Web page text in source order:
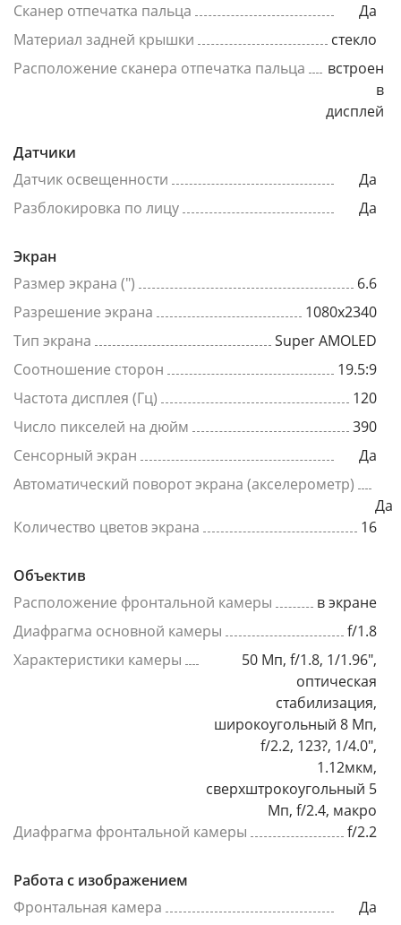
Сканер отпечатка пальца
Да
Материал задней крышки
стекло
Расположение сканера отпечатка пальца
встроен
в
дисплей
Датчики
Датчик освещенности
Да
Разблокировка по лицу
Да
Экран
Размер экрана (")
6.6
Разрешение экрана
1080x2340
Тип экрана
Super AMOLED
Соотношение сторон
19.5:9
Частота дисплея (Гц)
120
Число пикселей на дюйм
390
Сенсорный экран
Да
Автоматический поворот экрана (акселерометр)
Да
Количество цветов экрана
16
Объектив
Расположение фронтальной камеры
в экране
Диафрагма основной камеры
f/1.8
Характеристики камеры
50 Мп, f/1.8, 1/1.96",
оптическая
стабилизация,
широкоугольный 8 Мп,
f/2.2, 123?, 1/4.0",
1.12мкм,
сверхштрокоугольный 5
Мп, f/2.4, макро
Диафрагма фронтальной камеры
f/2.2
Работа с изображением
Фронтальная камера
Да